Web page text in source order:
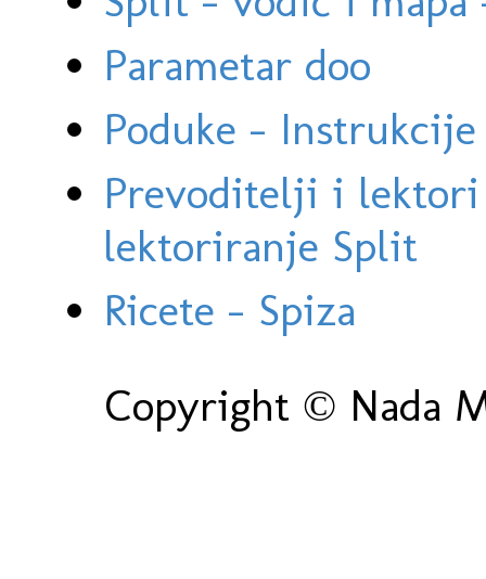
Parametar doo
Poduke -
Prevoditelji i
lektoriranje Split
Ricete - Spiza
Copyright © Nada